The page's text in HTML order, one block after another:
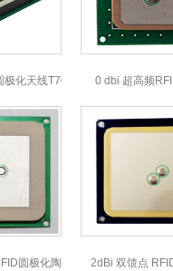
化天线T707013 0 dbi 超高频
圆极化陶瓷天线2dBi 双馈点